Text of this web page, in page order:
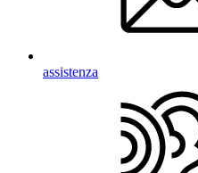
assistenza